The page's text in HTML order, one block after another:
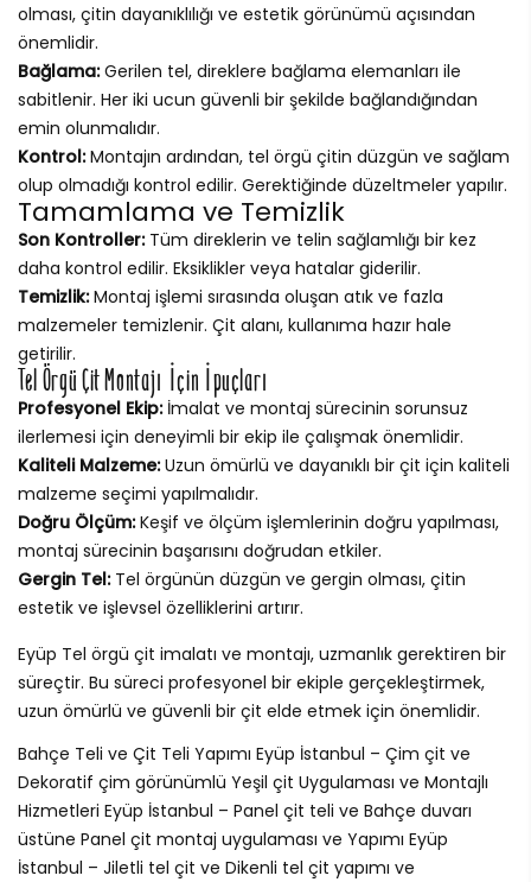
olması, çitin dayanıklılığı ve estetik görünümü açısından
önemlidir.
Bağlama:Gerilen tel, direklere bağlama elemanları ile
sabitlenir. Her iki ucun güvenli bir şekilde bağlandığından
emin olunmalıdır.
Kontrol:Montajın ardından, tel örgü çitin düzgün ve sağlam
olup olmadığı kontrol edilir. Gerektiğinde düzeltmeler yapılır.
Tamamlama ve Temizlik
Son Kontroller:Tüm direklerin ve telin sağlamlığı bir kez
daha kontrol edilir. Eksiklikler veya hatalar giderilir.
Temizlik:Montaj işlemi sırasında oluşan atık ve fazla
malzemeler temizlenir. Çit alanı, kullanıma hazır hale
getirilir.
Tel Örgü Çit Montajı İçin İpuçları
Profesyonel Ekip:İmalat ve montaj sürecinin sorunsuz
ilerlemesi için deneyimli bir ekip ile çalışmak önemlidir.
Kaliteli Malzeme:Uzun ömürlü ve dayanıklı bir çit için kaliteli
malzeme seçimi yapılmalıdır.
Doğru Ölçüm:Keşif ve ölçüm işlemlerinin doğru yapılması,
montaj sürecinin başarısını doğrudan etkiler.
Gergin Tel:Tel örgünün düzgün ve gergin olması, çitin
estetik ve işlevsel özelliklerini artırır.
Eyüp Tel örgü çit imalatı ve montajı, uzmanlık gerektiren bir
süreçtir. Bu süreci profesyonel bir ekiple gerçekleştirmek,
uzun ömürlü ve güvenli bir çit elde etmek için önemlidir.
Bahçe Teli ve Çit Teli Yapımı Eyüp İstanbul – Çim çit ve
Dekoratif çim görünümlü Yeşil çit Uygulaması ve Montajlı
Hizmetleri Eyüp İstanbul – Panel çit teli ve Bahçe duvarı
üstüne Panel çit montaj uygulaması ve Yapımı Eyüp
İstanbul – Jiletli tel çit ve Dikenli tel çit yapımı ve